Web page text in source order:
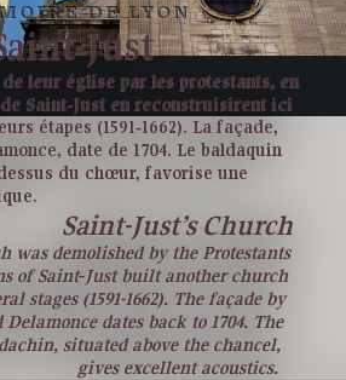
DE LYON
Just
leur église par les protestants, en
de Saint‑Just en reconstruisirent ici
étapes (1591‑1662). La façade,
date de 1704. Le baldaquin
du chœur, favorise une
Saint-Just’s Church
was demolished by the Protestants
of Saint‑Just built another church
stages (1591-1662). The façade by
dates back to 1704. The
situated above the chancel,
gives excellent acoustics.